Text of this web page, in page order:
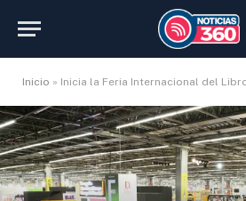
Inicio » Inicia la Feria Internacional del